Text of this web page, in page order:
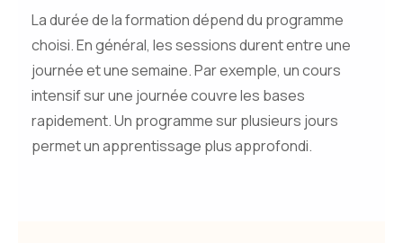
La durée de la formation dépend du programme
choisi. En général, les sessions durent entre une
journée et une semaine. Par exemple, un cours
intensif sur une journée couvre les bases
rapidement. Un programme sur plusieurs jours
permet un apprentissage plus approfondi.